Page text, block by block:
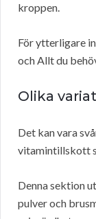
kroppen.
För ytterligare
och Allt du
Olika
Det kan vara
vitamintillskott
Denna sektion
pulver och